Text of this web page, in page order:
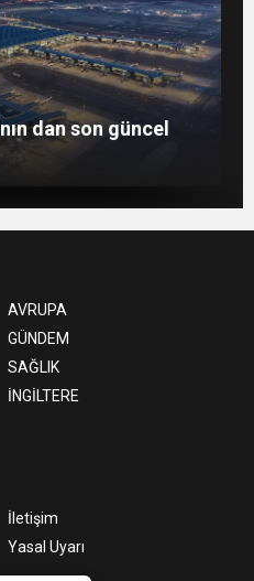
dan son güncel
AVRUPA
GÜNDEM
SAĞLIK
İNGİLTERE
İletişim
Yasal Uyarı